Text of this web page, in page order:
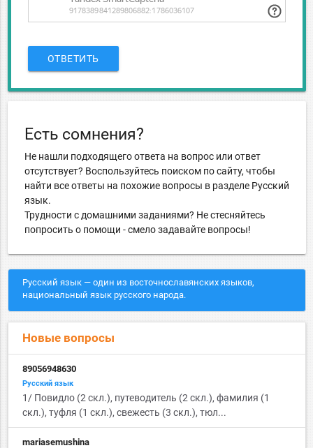
ОТВЕТИТЬ
Есть сомнения?
Не нашли подходящего ответа на вопрос или ответ
отсутствует? Воспользуйтесь поиском по сайту, чтобы
найти все ответы на похожие вопросы в разделе Русский
язык.
Трудности с домашними заданиями? Не стесняйтесь
попросить о помощи - смело задавайте вопросы!
Русский язык — один из восточнославянских языков,
национальный язык русского народа.
Новые вопросы
89056948630
Русский язык
1/ Повидло (2 скл.), путеводитель (2 скл.), фамилия (1
скл.), туфля (1 скл.), свежесть (3 скл.), тюл...
mariasemushina